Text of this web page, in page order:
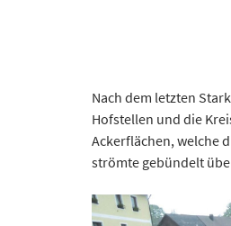
Nach dem letzten
Hofstellen und die
Ackerflächen, welche
strömte gebündelt